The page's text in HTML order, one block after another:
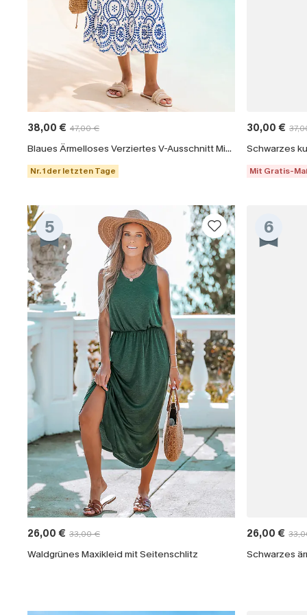
38,00 € 47,00 €
Blaues Ärmelloses Verziertes V-Ausschnitt Midi-Trägerkleid
Nr. 1 der letzten Tage
30,00 €
Mit Gratis-
5
26,00 € 33,00 €
Waldgrünes Maxikleid mit Seitenschlitz
6
26,00 €
Schwarzes